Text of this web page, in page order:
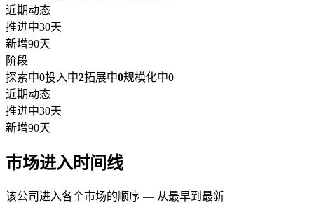
近期动态
推进中30天
新增90天
阶段
探索中0投入中2拓展中0规模化中0
近期动态
推进中30天
新增90天
市场进入时间线
该公司进入各个市场的顺序 — 从最早到最新